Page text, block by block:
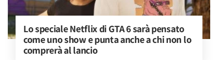
Lo speciale Netflix di GTA 6 sarà pensato
come uno show e punta anche a chi non lo
comprerà al lancio